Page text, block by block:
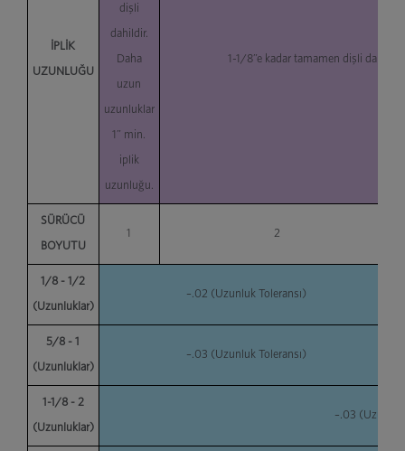
İPLİK
UZUNLUĞU
dişli
dahildir.
Daha
uzun
uzunluklar
1” min.
iplik
uzunluğu.
1-1/8”e kadar tamamen dişli
SÜRÜCÜ
BOYUTU
1 2
1/8 - 1/2
(Uzunluklar)
–.02 (Uzunluk Toleransı)
5/8 - 1
(Uzunluklar)
–.03 (Uzunluk Toleransı)
1-1/8 - 2
(Uzunluklar)
–.03 (Uzunluk